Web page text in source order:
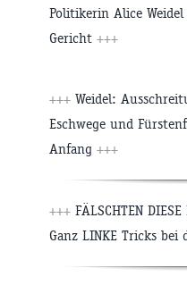
Politikerin Alice
Gericht +++
+++ Weidel:
Eschwege und
Anfang +++
+++ FÄLSCHTEN
Ganz LINKE Tricks bei